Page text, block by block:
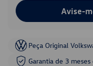
Avise-
Peça Original
Garantia de 3